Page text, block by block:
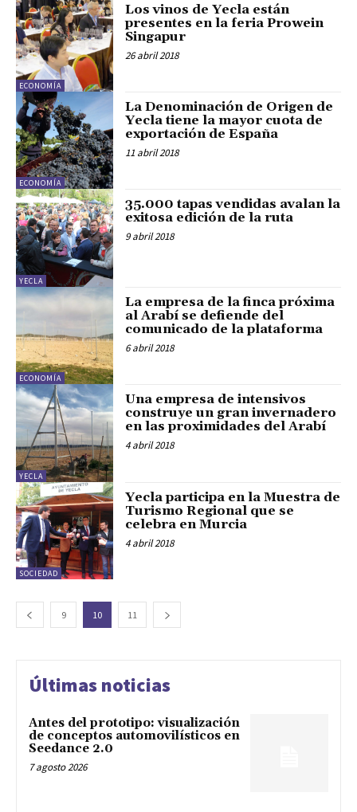
ECONOMÍA
Los vinos de Yecla están
presentes en la feria Prowein
Singapur
26 abril 2018
ECONOMÍA
La Denominación de Origen de
Yecla tiene la mayor cuota de
exportación de España
11 abril 2018
YECLA
35.000 tapas vendidas avalan la
exitosa edición de la ruta
9 abril 2018
ECONOMÍA
La empresa de la finca próxima
al Arabí se defiende del
comunicado de la plataforma
6 abril 2018
YECLA
Una empresa de intensivos
construye un gran invernadero
en las proximidades del Arabí
4 abril 2018
SOCIEDAD
Yecla participa en la Muestra de
Turismo Regional que se
celebra en Murcia
4 abril 2018
9 10 11
Últimas noticias
Antes del prototipo: visualización
de conceptos automovilísticos en
Seedance 2.0
7 agosto 2026